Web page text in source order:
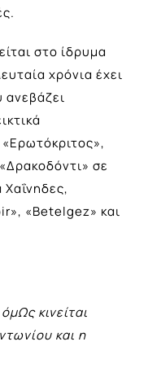
στο ίδρυμα
χρόνια έχει
σε
«Betelgez» και
κινείται
και η